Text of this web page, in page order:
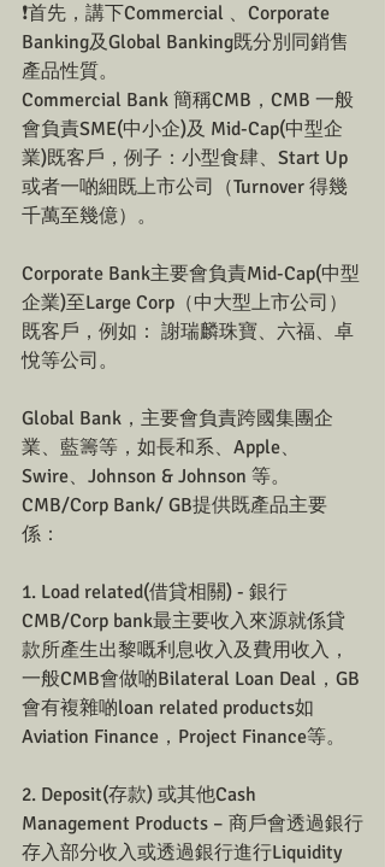
❗首先，講下Commercial 、Corporate
Banking及Global Banking既分別同銷售
產品性質。
Commercial Bank 簡稱CMB，CMB 一般
會負責SME(中小企)及 Mid-Cap(中型企
業)既客戶，例子：小型食肆、Start Up
或者一啲細既上市公司（Turnover 得幾
千萬至幾億）。
Corporate Bank主要會負責Mid-Cap(中型
企業)至Large Corp（中大型上市公司）
既客戶，例如： 謝瑞麟珠寶、六福、卓
悅等公司。
Global Bank，主要會負責跨國集團企
業、藍籌等，如長和系、Apple、
Swire、Johnson & Johnson 等。
CMB/Corp Bank/ GB提供既產品主要
係：
1. Load related(借貸相關) - 銀行
CMB/Corp bank最主要收入來源就係貸
款所產生出黎嘅利息收入及費用收入，
一般CMB會做啲Bilateral Loan Deal，GB
會有複雜啲loan related products如
Aviation Finance，Project Finance等。
2. Deposit(存款) 或其他Cash
Management Products – 商戶會透過銀行
存入部分收入或透過銀行進行Liquidity